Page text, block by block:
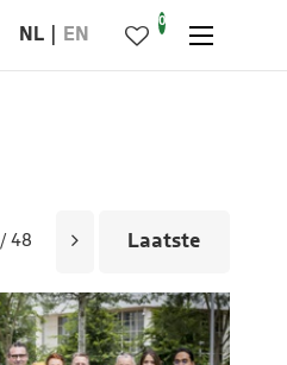
NL EN
0
/ 48 Laatste